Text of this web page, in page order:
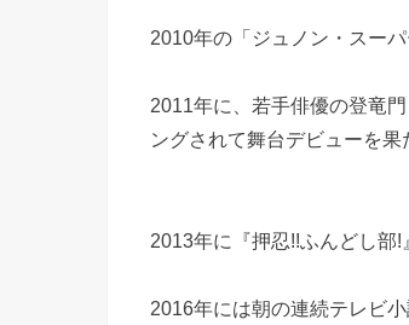
2010年の「ジュノン・スー
2011年に、若手俳優の登竜
ングされて舞台デビューを果
2013年に『押忍!!ふんどし部!
2016年には朝の連続テレビ